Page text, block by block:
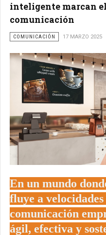
inteligente marcan
comunicación
COMUNICACIÓN 17 MARZO 2025
En un mundo
fluye a
comunicación
ágil, efectiva y